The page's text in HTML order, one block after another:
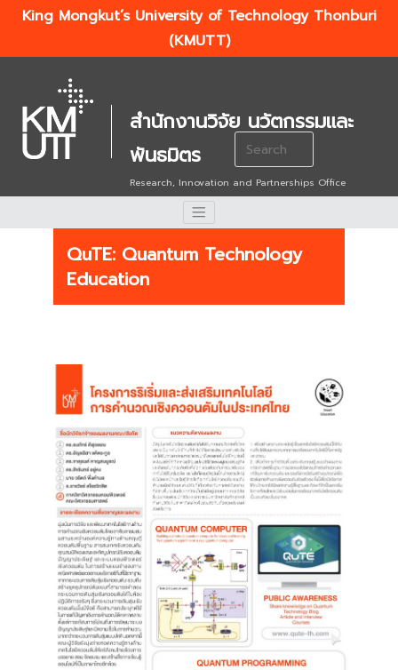
King Mongkut’s University of Technology Thonburi
(KMUTT)
สำนักงานวิจัย นวัตกรรมและ
พันธมิตร
Research, Innovation and Partnerships Office
Search
for:
QuTE: Quantum Technology
Education